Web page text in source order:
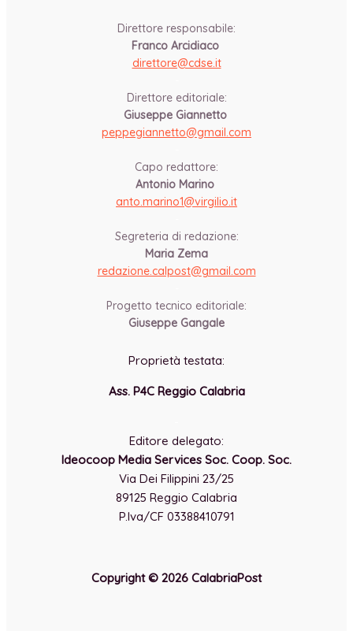
Direttore responsabile:
Franco Arcidiaco
direttore@cdse.it
Direttore editoriale:
Giuseppe Giannetto
peppegiannetto@gmail.com
Capo redattore:
Antonio Marino
anto.marino1@virgilio.it
Segreteria di redazione:
Maria Zema
redazione.calpost@gmail.com
Progetto tecnico editoriale:
Giuseppe Gangale
Proprietà testata:
Ass. P4C Reggio Calabria
Editore delegato:
Ideocoop Media Services Soc. Coop. Soc.
Via Dei Filippini 23/25
89125 Reggio Calabria
P.Iva/CF 03388410791
Copyright © 2026 CalabriaPost